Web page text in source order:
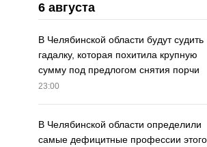
6 августа
В Челябинской области будут судить
гадалку, которая похитила крупную
сумму под предлогом снятия порчи
23:00
В Челябинской области определили
самые дефицитные профессии этого